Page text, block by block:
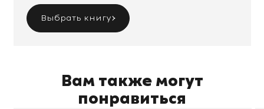
Выбрать книгу
Вам также могут
понравиться